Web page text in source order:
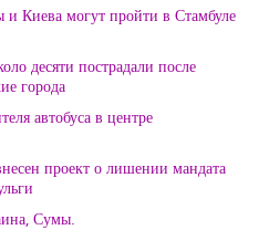
Киева могут пройти в Стамбуле
десяти пострадали после
города
автобуса в центре
проект о лишении мандата
Сумы.